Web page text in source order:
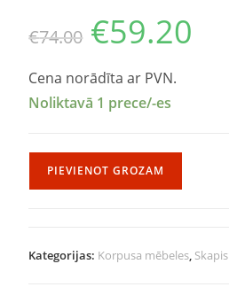
€74.00 €59.20
Cena norādīta ar PVN.
Noliktavā 1 prece/-es
PIEVIENOT GROZAM
Kategorijas: Korpusa mēbeles, Skapis